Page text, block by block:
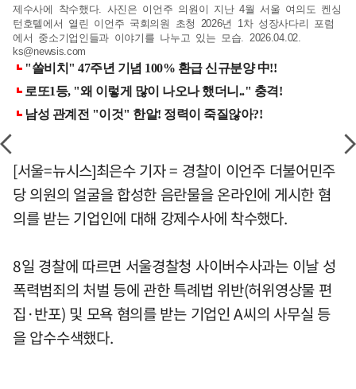
제수사에 착수했다. 사진은 이언주 의원이 지난 4월 서울 여의도 켄싱
턴호텔에서 열린 이언주 국회의원 초청 2026년 1차 성장사다리 포럼
에서 중소기업인들과 이야기를 나누고 있는 모습. 2026.04.02.
ks@newsis.com
[서울=뉴시스]최은수 기자 = 경찰이 이언주 더불어민주
당 의원의 얼굴을 합성한 음란물을 온라인에 게시한 혐
의를 받는 기업인에 대해 강제수사에 착수했다.
8일 경찰에 따르면 서울경찰청 사이버수사과는 이날 성
폭력범죄의 처벌 등에 관한 특례법 위반(허위영상물 편
집·반포) 및 모욕 혐의를 받는 기업인 A씨의 사무실 등
을 압수수색했다.